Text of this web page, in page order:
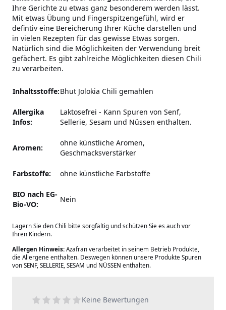
Ihre Gerichte zu etwas ganz besonderem werden lässt.
Mit etwas Übung und Fingerspitzengefühl, wird er
defintiv eine Bereicherung Ihrer Küche darstellen und
in vielen Rezepten für das gewisse Etwas sorgen.
Natürlich sind die Möglichkeiten der Verwendung breit
gefächert. Es gibt zahlreiche Möglichkeiten diesen Chili
zu verarbeiten.
Inhaltsstoffe:Bhut Jolokia Chili gemahlen
Allergika
Infos:
Laktosefrei - Kann Spuren von Senf,
Sellerie, Sesam und Nüssen enthalten.
Aromen:
ohne künstliche Aromen,
Geschmacksverstärker
Farbstoffe: ohne künstliche Farbstoffe
BIO nach EG-
Bio-VO:
Nein
Lagern Sie den Chili bitte sorgfältig und schützen Sie es auch vor
Ihren Kindern.
Allergen Hinweis: Azafran verarbeitet in seinem Betrieb Produkte,
die Allergene enthalten. Deswegen können unsere Produkte Spuren
von SENF, SELLERIE, SESAM und NÜSSEN enthalten.
Keine Bewertungen